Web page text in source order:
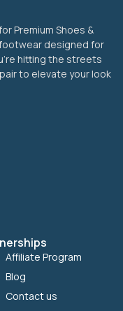
Premium Shoes &
designed for
hitting the streets
to elevate your look
Affiliate Program
Blog
Contact us